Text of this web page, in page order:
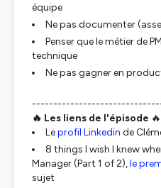
équipe
Ne pas documenter
Penser que le métier de
technique
Ne pas gagner en
🔥 Les liens de l'épisode 🔥
Leprofil Linkedin de
8 things I wish I knew
Manager (Part 1 of 2),le
sujet